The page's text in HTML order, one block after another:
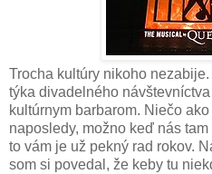
Trocha kultúry nikoho
týka divadelného
kultúrnym barbarom. Niečo
naposledy, možno keď nás
to vám je už pekný rad rokov.
som si povedal, že keby tu